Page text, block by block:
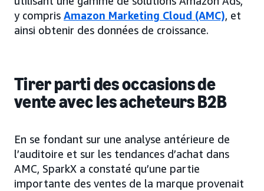
y compris Amazon Marketing Cloud (AMC), et
ainsi obtenir des données de croissance.
Tirer parti des occasions de
vente avec les acheteurs B2B
En se fondant sur une analyse antérieure de
l’auditoire et sur les tendances d’achat dans
AMC, SparkX a constaté qu’une partie
importante des ventes de la marque provenait